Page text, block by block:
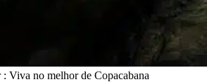
Viva no melhor de Copacabana